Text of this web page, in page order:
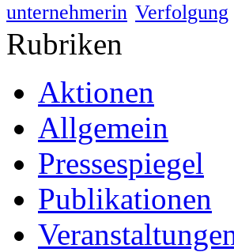
unternehmerin Verfolgung
Rubriken
Aktionen
Allgemein
Pressespiegel
Publikationen